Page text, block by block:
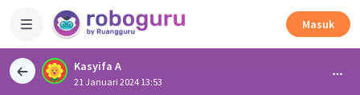
Masuk
Kasyifa A
21 Januari 2024 13:53